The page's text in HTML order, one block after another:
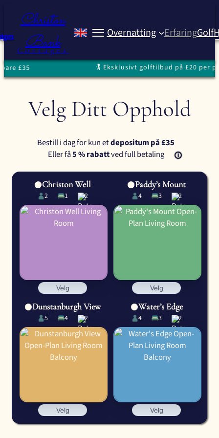
innhold
Christon Bank
Christon
Bank
Cottages
Overnatting ErfaringGolf
🏌️ Eksklusivt golftilbud på £20 per
Velg Ditt Opphold
Bestill i dag for kun etdepositum på £35
Eller få5 % rabattved full betaling
Christon Well
2 1 2
Velg
Paddy’s Mount
4 3 2
Velg
Dunstanburgh View
5 4 2
Velg
Water’s Edge
4 3 2
Velg